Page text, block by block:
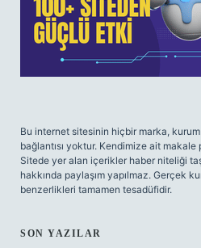
Bu internet sitesinin hiçbir marka,
bağlantısı yoktur. Kendimize ait makale
Sitede yer alan içerikler haber niteliği
hakkında paylaşım yapılmaz. Gerçek
benzerlikleri tamamen tesadüfidir.
SON YAZILAR